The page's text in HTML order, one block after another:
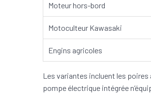
Moteur hors-bord
Motoculteur Kawasaki
Engins agricoles
Les variantes incluent les
pompe électrique intégrée